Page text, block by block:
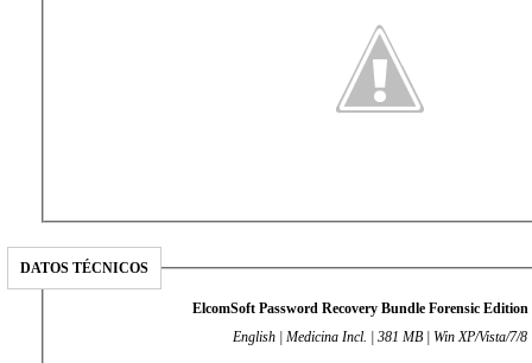
DATOS TÉCNICOS
ElcomSoft Password Recovery Bundle Forensic Edition
English | Medicina Incl. | 381 MB | Win XP/Vista/7/8